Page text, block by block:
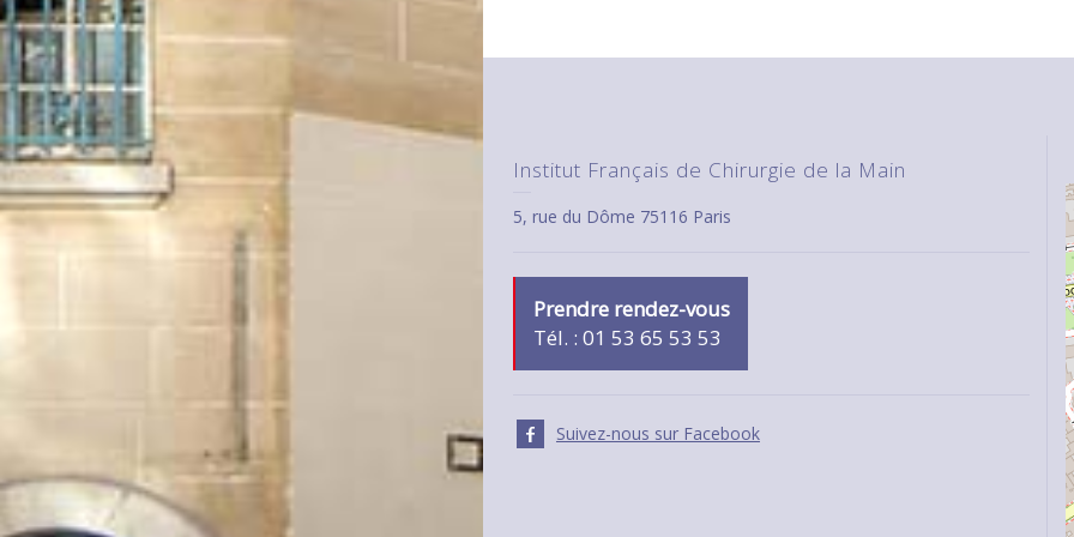
Institut Français de Chirurgie de la Main
5, rue du Dôme 75116 Paris
Prendre rendez-vous
Tél. : 01 53 65 53 53
Suivez-nous sur Facebook